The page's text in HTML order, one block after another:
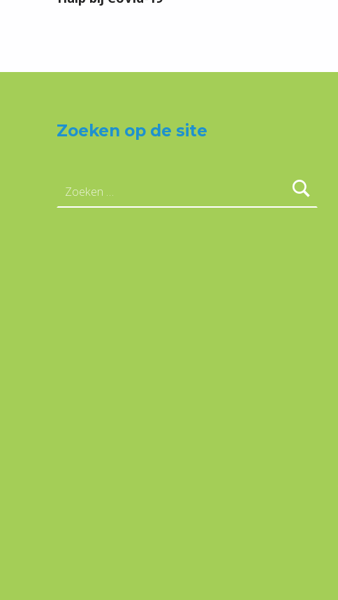
Zoeken op de site